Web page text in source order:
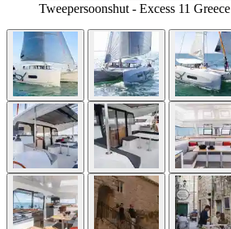
Tweepersoonshut - Excess 11 Greece